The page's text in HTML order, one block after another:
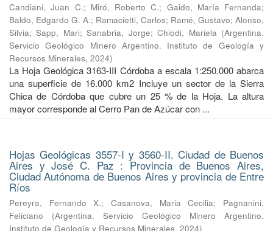
Candiani, Juan C.; Miró, Roberto C.; Gaido, María Fernanda;
Baldo, Edgardo G. A.; Ramaciotti, Carlos; Ramé, Gustavo; Alonso,
Silvia;Sapp, Mari;Sanabria, Jorge;Chiodi, Mariela (Argentina.
Servicio Geológico Minero Argentino. Instituto de Geología y
Recursos Minerales, 2024)
La Hoja Geológica 3163-III Córdoba a escala 1:250.000 abarca
una superficie de 16.000 km2 Incluye un sector de la Sierra
Chica de Córdoba que cubre un 25 % de la Hoja. La altura
mayor corresponde al Cerro Pan de Azúcar con ...
Hojas Geológicas 3557-I y 3560-II. Ciudad de Buenos
Aires y José C. Paz : Provincia de Buenos Aires,
Ciudad Autónoma de Buenos Aires y provincia de Entre
Ríos
Pereyra, Fernando X.;Casanova, Maria Cecilia; Pagnanini,
Feliciano
(Argentina. Servicio Geológico Minero Argentino.
Instituto de Geología y Recursos Minerales, 2024)